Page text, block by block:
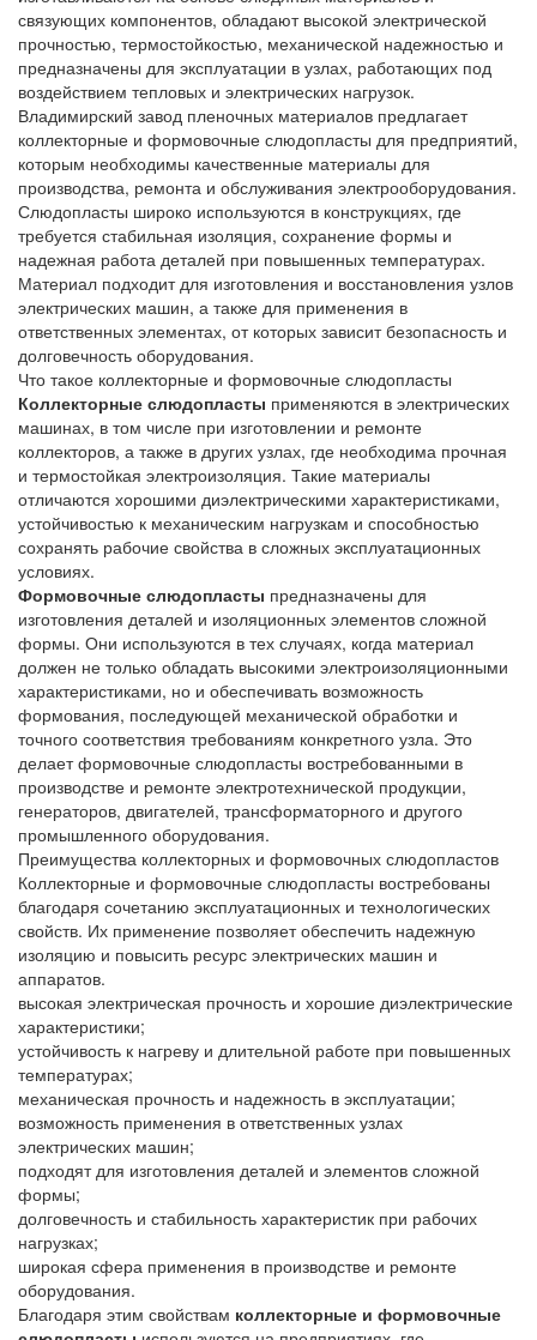
связующих компонентов, обладают высокой электрической
прочностью, термостойкостью, механической надежностью и
предназначены для эксплуатации в узлах, работающих под
воздействием тепловых и электрических нагрузок.
Владимирский завод пленочных материалов предлагает
коллекторные и формовочные слюдопласты для предприятий,
которым необходимы качественные материалы для
производства, ремонта и обслуживания электрооборудования.
Слюдопласты широко используются в конструкциях, где
требуется стабильная изоляция, сохранение формы и
надежная работа деталей при повышенных температурах.
Материал подходит для изготовления и восстановления узлов
электрических машин, а также для применения в
ответственных элементах, от которых зависит безопасность и
долговечность оборудования.
Что такое коллекторные и формовочные слюдопласты
Коллекторные слюдопласты применяются в электрических
машинах, в том числе при изготовлении и ремонте
коллекторов, а также в других узлах, где необходима прочная
и термостойкая электроизоляция. Такие материалы
отличаются хорошими диэлектрическими характеристиками,
устойчивостью к механическим нагрузкам и способностью
сохранять рабочие свойства в сложных эксплуатационных
условиях.
Формовочные слюдопласты предназначены для
изготовления деталей и изоляционных элементов сложной
формы. Они используются в тех случаях, когда материал
должен не только обладать высокими электроизоляционными
характеристиками, но и обеспечивать возможность
формования, последующей механической обработки и
точного соответствия требованиям конкретного узла. Это
делает формовочные слюдопласты востребованными в
производстве и ремонте электротехнической продукции,
генераторов, двигателей, трансформаторного и другого
промышленного оборудования.
Преимущества коллекторных и формовочных слюдопластов
Коллекторные и формовочные слюдопласты востребованы
благодаря сочетанию эксплуатационных и технологических
свойств. Их применение позволяет обеспечить надежную
изоляцию и повысить ресурс электрических машин и
аппаратов.
высокая электрическая прочность и хорошие диэлектрические
характеристики;
устойчивость к нагреву и длительной работе при повышенных
температурах;
механическая прочность и надежность в эксплуатации;
возможность применения в ответственных узлах
электрических машин;
подходят для изготовления деталей и элементов сложной
формы;
долговечность и стабильность характеристик при рабочих
нагрузках;
широкая сфера применения в производстве и ремонте
оборудования.
Благодаря этим свойствам коллекторные и формовочные